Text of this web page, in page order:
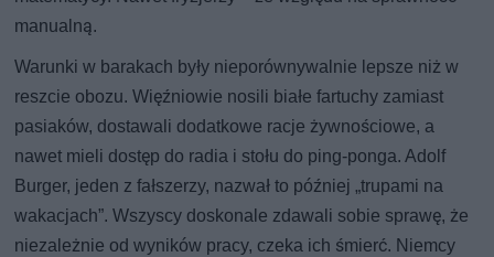
manualną.
Warunki w barakach były nieporównywalnie lepsze niż w
reszcie obozu. Więźniowie nosili białe fartuchy zamiast
pasiaków, dostawali dodatkowe racje żywnościowe, a
nawet mieli dostęp do radia i stołu do ping-ponga. Adolf
Burger, jeden z fałszerzy, nazwał to później „trupami na
wakacjach”. Wszyscy doskonale zdawali sobie sprawę, że
niezależnie od wyników pracy, czeka ich śmierć. Niemcy